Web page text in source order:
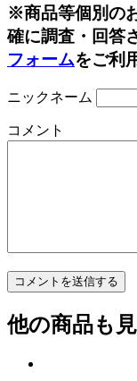
※商品等個別の
確に調査・回答
フォームをご利
ニックネーム
コメント
他の商品も